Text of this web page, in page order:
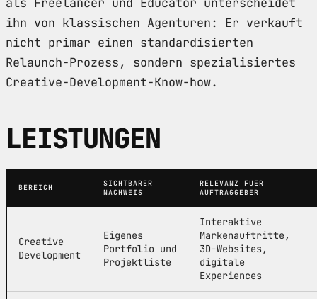
ihn von klassischen Agenturen: Er verkauft
nicht primar einen standardisierten
Relaunch-Prozess, sondern spezialisiertes
Creative-Development-Know-how.
LEISTUNGEN
BEREICH
SICHTBARER
NACHWEIS
RELEVANZ FUER
AUFTRAGGEBER
Creative
Development
Eigenes
Portfolio und
Projektliste
Interaktive
Markenauftritte,
3D-Websites,
digitale
Experiences